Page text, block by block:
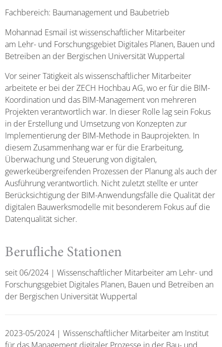
Fachbereich: Baumanagement und Baubetrieb
Mohannad Esmail ist wissenschaftlicher Mitarbeiter
am Lehr- und Forschungsgebiet Digitales Planen, Bauen und
Betreiben an der Bergischen Universität Wuppertal
Vor seiner Tätigkeit als wissenschaftlicher Mitarbeiter
arbeitete er bei der ZECH Hochbau AG, wo er für die BIM-
Koordination und das BIM-Management von mehreren
Projekten verantwortlich war. In dieser Rolle lag sein Fokus
in der Erstellung und Umsetzung von Konzepten zur
Implementierung der BIM-Methode in Bauprojekten. In
diesem Zusammenhang war er für die Erarbeitung,
Überwachung und Steuerung von digitalen,
gewerkeübergreifenden Prozessen der Planung als auch der
Ausführung verantwortlich. Nicht zuletzt stellte er unter
Berücksichtigung der BIM-Anwendungsfälle die Qualität der
digitalen Bauwerksmodelle mit besonderem Fokus auf die
Datenqualität sicher.
Berufliche Stationen
seit 06/2024 | Wissenschaftlicher Mitarbeiter am Lehr- und
Forschungsgebiet Digitales Planen, Bauen und Betreiben an
der Bergischen Universität Wuppertal
2023-05/2024 | Wissenschaftlicher Mitarbeiter am Institut